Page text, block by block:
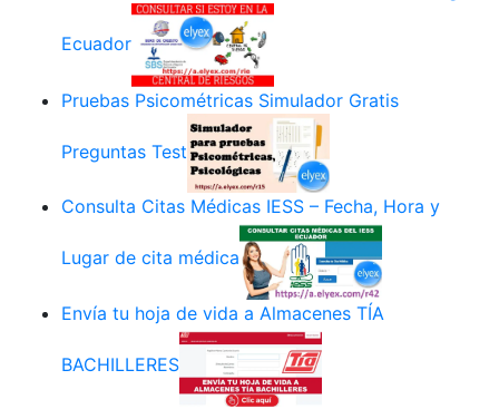
Ecuador
Pruebas Psicométricas Simulador Gratis
Preguntas Test
Consulta Citas Médicas IESS – Fecha, Hora y
Lugar de cita médica
Envía tu hoja de vida a Almacenes TÍA
BACHILLERES